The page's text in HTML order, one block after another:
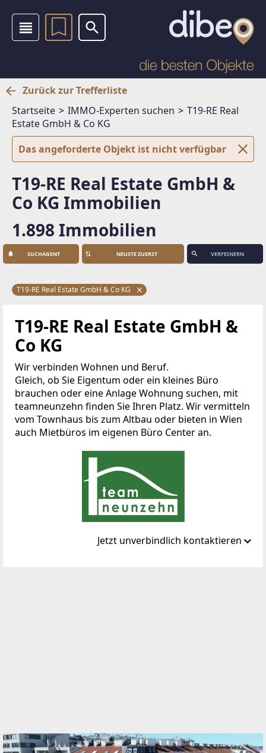
Zurück zur Trefferliste
Startseite
IMMO-Experten suchen
T19-RE Real
Estate GmbH & Co KG
Das angeforderte Objekt ist nicht verfügbar
T19-RE Real Estate GmbH &
Co KG Immobilien
1.898 Immobilien
SUCHAGENT VERFEINERN
T19-RE Real Estate GmbH & Co KG
T19-RE Real Estate GmbH &
Co KG
Wir verbinden Wohnen und Beruf.
Gleich, ob Sie Eigentum oder ein kleines Büro
brauchen oder eine Anlage Wohnung suchen, mit
teamneunzehn finden Sie Ihren Platz. Wir vermitteln
vom Townhaus bis zum Altbau oder bieten in Wien
auch Mietbüros im eigenen Büro Center an.
Jetzt unverbindlich kontaktieren